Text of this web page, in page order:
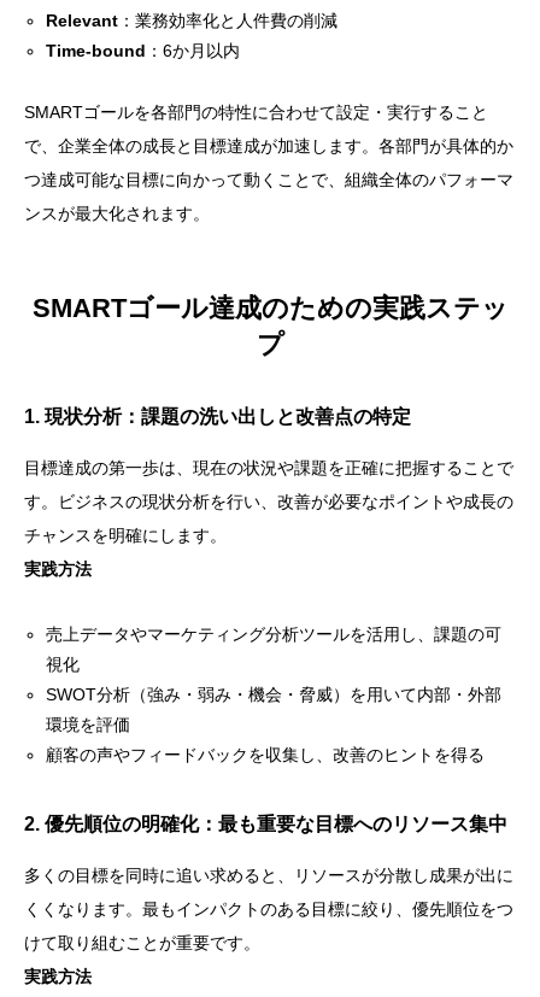
Relevant ：業務効率化と人件費の削減
Time-bound ：6か月以内
SMARTゴールを各部門の特性に合わせて設定・実行すること
で、企業全体の成長と目標達成が加速します。各部門が具体的か
つ達成可能な目標に向かって動くことで、組織全体のパフォーマ
ンスが最大化されます。
SMARTゴール達成のための実践ステッ
プ
1. 現状分析：課題の洗い出しと改善点の特定
目標達成の第一歩は、現在の状況や課題を正確に把握することで
す。ビジネスの現状分析を行い、改善が必要なポイントや成長の
チャンスを明確にします。
実践方法
売上データやマーケティング分析ツールを活用し、課題の可
視化
SWOT分析（強み・弱み・機会・脅威）を用いて内部・外部
環境を評価
顧客の声やフィードバックを収集し、改善のヒントを得る
2. 優先順位の明確化：最も重要な目標へのリソース集中
多くの目標を同時に追い求めると、リソースが分散し成果が出に
くくなります。最もインパクトのある目標に絞り、優先順位をつ
けて取り組むことが重要です。
実践方法